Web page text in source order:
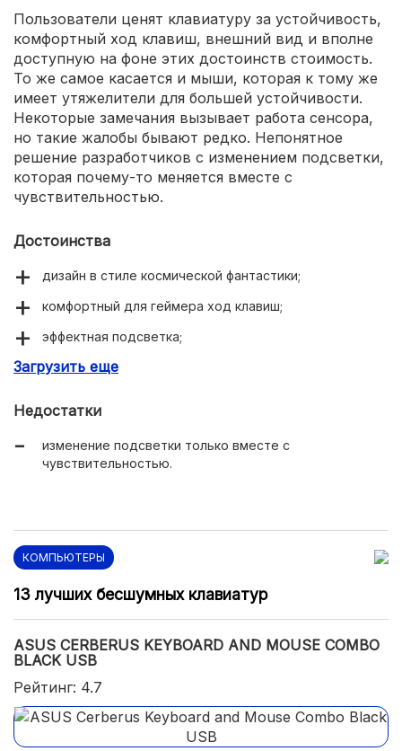
Пользователи ценят клавиатуру за устойчивость,
комфортный ход клавиш, внешний вид и вполне
доступную на фоне этих достоинств стоимость.
То же самое касается и мыши, которая к тому же
имеет утяжелители для большей устойчивости.
Некоторые замечания вызывает работа сенсора,
но такие жалобы бывают редко. Непонятное
решение разработчиков с изменением подсветки,
которая почему-то меняется вместе с
чувствительностью.
Достоинства
дизайн в стиле космической фантастики;
комфортный для геймера ход клавиш;
эффектная подсветка;
чувствительная мышь с высоким разрешением
качественные материалы и крепкая сборка.
Загрузить еще
Недостатки
изменение подсветки только вместе с
чувствительностью.
КОМПЬЮТЕРЫ
13 лучших бесшумных клавиатур
ASUS CERBERUS KEYBOARD AND MOUSE COMBO
BLACK USB
Рейтинг: 4.7